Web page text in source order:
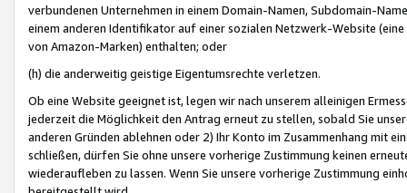
verbundenen Unternehmen in einem Domain-Namen, Subdomain-
einem anderen Identifikator auf einer sozialen Netzwerk-Website
von Amazon-Marken) enthalten; oder
(h) die anderweitig geistige Eigentumsrechte verletzen.
Ob eine Website geeignet ist, legen wir nach unserem alleinigen
jederzeit die Möglichkeit den Antrag erneut zu stellen, sobald Sie
anderen Gründen ablehnen oder 2) Ihr Konto im Zusammenhang mit
schließen, dürfen Sie ohne unsere vorherige Zustimmung keinen
wiederaufleben zu lassen. Wenn Sie unsere vorherige Zustimmung